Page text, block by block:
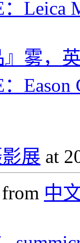
Leica
』雾，
展 at
中